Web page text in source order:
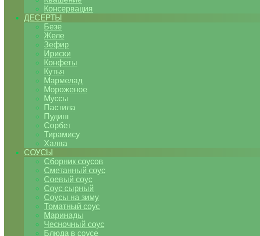
Консервация
ДЕСЕРТЫ
Безе
Желе
Зефир
Ириски
Конфеты
Кутья
Мармелад
Мороженое
Муссы
Пастила
Пудинг
Сорбет
Тирамису
Халва
СОУСЫ
Сборник соусов
Сметанный соус
Соевый соус
Соус сырный
Соусы на зиму
Томатный соус
Маринады
Чесночный соус
Блюда в соусе